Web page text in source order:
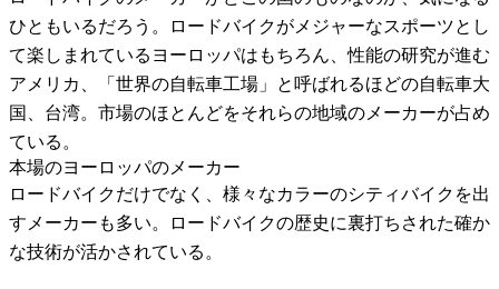
ひともいるだろう。ロードバイクがメジャーなスポーツとし
て楽しまれているヨーロッパはもちろん、性能の研究が進む
アメリカ、「世界の自転車工場」と呼ばれるほどの自転車大
国、台湾。市場のほとんどをそれらの地域のメーカーが占め
ている。
本場のヨーロッパのメーカー
ロードバイクだけでなく、様々なカラーのシティバイクを出
すメーカーも多い。ロードバイクの歴史に裏打ちされた確か
な技術が活かされている。